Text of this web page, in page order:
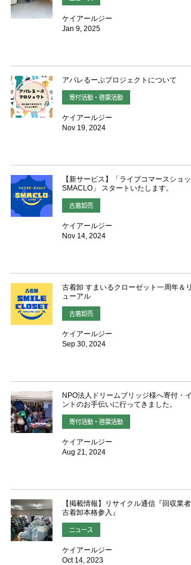
ケイアールジー
Jan 9, 2025
アパレるーぷプロジェクトについて
寄付活動・啓蒙活動
ケイアールジー
Nov 19, 2024
【新サービス】「ライブコマースショッ
SMACLO」 スタートいたします。
古着卸売
ケイアールジー
Nov 14, 2024
古着卸 すまいるクローゼット一周年＆リ
ューアル
古着卸売
ケイアールジー
Sep 30, 2024
NPO法人ドリームブリッジ様へ寄付・イ
ントのお手伝いに行ってきました。
寄付活動・啓蒙活動
ケイアールジー
Aug 21, 2024
【掲載情報】リサイクル通信『回収業者
古着卸本格参入』
ニュース
ケイアールジー
Oct 14, 2023